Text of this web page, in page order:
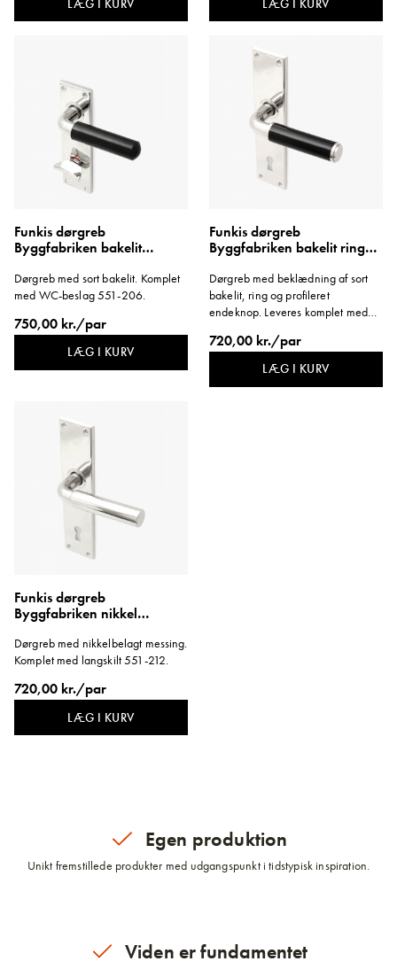
LÆG I KURV LÆG I KURV
Funkis dørgreb
Byggfabriken bakelit
Dørgreb med sort bakelit. Komplet
med WC-beslag 551-206.
750,00 kr./par
LÆG I KURV
Funkis dørgreb
Byggfabriken bakelit ring
Dørgreb med beklædning af sort
bakelit, ring og profileret
endeknop. Leveres komplet med
720,00 kr./par
LÆG I KURV
Funkis dørgreb
Byggfabriken nikkel
Dørgreb med nikkelbelagt messing.
Komplet med langskilt 551-212.
720,00 kr./par
LÆG I KURV
Egen produktion
Unikt fremstillede produkter med udgangspunkt i tidstypisk inspiration.
Viden er fundamentet